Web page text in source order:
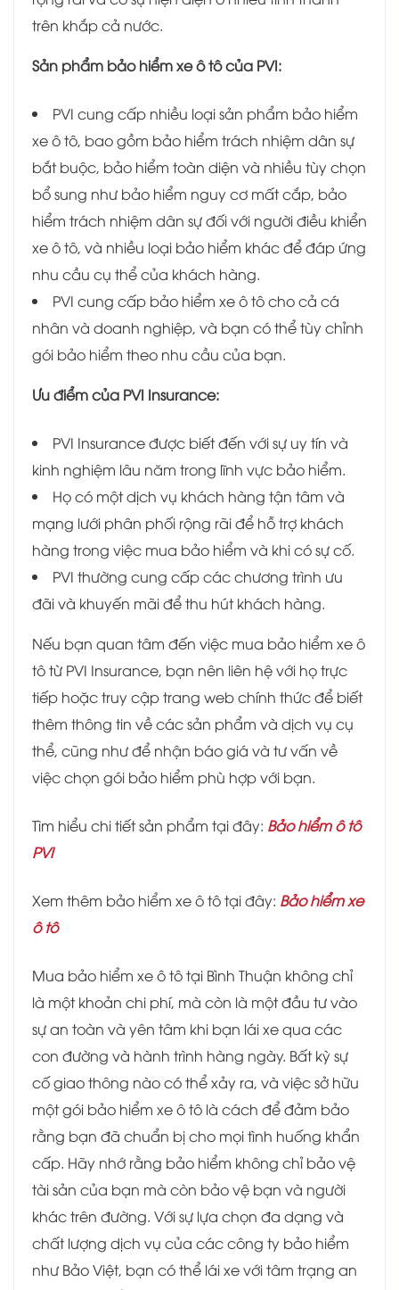
trên khắp cả nước.
Sản phẩm bảo hiểm xe ô tô của PVI:
PVI cung cấp nhiều loại sản phẩm bảo hiểm
xe ô tô, bao gồm bảo hiểm trách nhiệm dân sự
bắt buộc, bảo hiểm toàn diện và nhiều tùy chọn
bổ sung như bảo hiểm nguy cơ mất cắp, bảo
hiểm trách nhiệm dân sự đối với người điều khiển
xe ô tô, và nhiều loại bảo hiểm khác để đáp ứng
nhu cầu cụ thể của khách hàng.
PVI cung cấp bảo hiểm xe ô tô cho cả cá
nhân và doanh nghiệp, và bạn có thể tùy chỉnh
gói bảo hiểm theo nhu cầu của bạn.
Ưu điểm của PVI Insurance:
PVI Insurance được biết đến với sự uy tín và
kinh nghiệm lâu năm trong lĩnh vực bảo hiểm.
Họ có một dịch vụ khách hàng tận tâm và
mạng lưới phân phối rộng rãi để hỗ trợ khách
hàng trong việc mua bảo hiểm và khi có sự cố.
PVI thường cung cấp các chương trình ưu
đãi và khuyến mãi để thu hút khách hàng.
Nếu bạn quan tâm đến việc mua bảo hiểm xe ô
tô từ PVI Insurance, bạn nên liên hệ với họ trực
tiếp hoặc truy cập trang web chính thức để biết
thêm thông tin về các sản phẩm và dịch vụ cụ
thể, cũng như để nhận báo giá và tư vấn về
việc chọn gói bảo hiểm phù hợp với bạn.
Tìm hiểu chi tiết sản phẩm tại đây: Bảo hiểm ô tô
PVI
Xem thêm bảo hiểm xe ô tô tại đây: Bảo hiểm xe
ô tô
Mua bảo hiểm xe ô tô tại Bình Thuận không chỉ
là một khoản chi phí, mà còn là một đầu tư vào
sự an toàn và yên tâm khi bạn lái xe qua các
con đường và hành trình hàng ngày. Bất kỳ sự
cố giao thông nào có thể xảy ra, và việc sở hữu
một gói bảo hiểm xe ô tô là cách để đảm bảo
rằng bạn đã chuẩn bị cho mọi tình huống khẩn
cấp. Hãy nhớ rằng bảo hiểm không chỉ bảo vệ
tài sản của bạn mà còn bảo vệ bạn và người
khác trên đường. Với sự lựa chọn đa dạng và
chất lượng dịch vụ của các công ty bảo hiểm
như Bảo Việt, bạn có thể lái xe với tâm trạng an